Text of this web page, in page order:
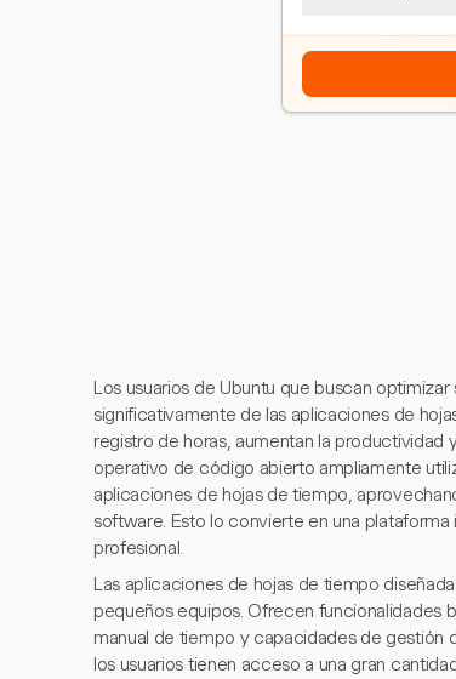
Los usuarios de Ubuntu que buscan
significativamente de las aplicaciones de
registro de horas, aumentan la productividad
operativo de código abierto ampliamente
aplicaciones de hojas de tiempo,
software. Esto lo convierte en una
profesional.
Las aplicaciones de hojas de tiempo
pequeños equipos. Ofrecen funcionalidades
manual de tiempo y capacidades de gestión
los usuarios tienen acceso a una gran